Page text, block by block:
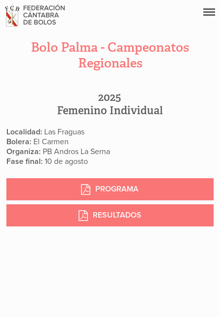
Bolo Palma - Campeonatos
Regionales
2025
Femenino Individual
Localidad: Las Fraguas
Bolera: El Carmen
Organiza: PB Andros La Serna
Fase final: 10 de agosto
PROGRAMA
RESULTADOS